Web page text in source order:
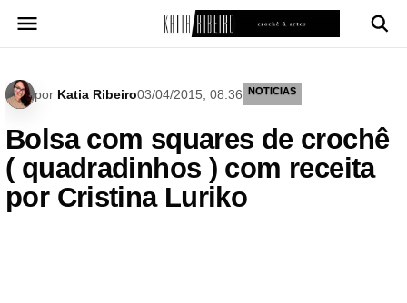
para
por Katia Ribeiro03/04/2015, 08:36 NOTICIAS
Bolsa com squares de crochê
( quadradinhos ) com receita
por Cristina Luriko